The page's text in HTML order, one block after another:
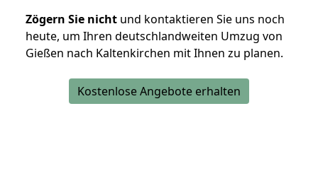
Zögern Sie nicht und kontaktieren Sie uns noch
heute, um Ihren deutschlandweiten Umzug von
Gießen nach Kaltenkirchen mit Ihnen zu planen.
Kostenlose Angebote erhalten